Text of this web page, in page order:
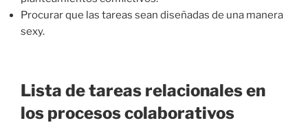
Procurar que las tareas sean diseñadas de una manera
sexy.
Lista de tareas relacionales en
los procesos colaborativos